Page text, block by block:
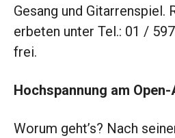
Gesang und Gitarrenspiel.
erbeten unter Tel.: 01 /
frei.
Hochspannung am
Worum geht’s? Nach